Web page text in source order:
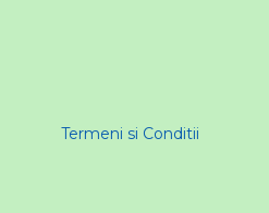
Termeni si Conditii